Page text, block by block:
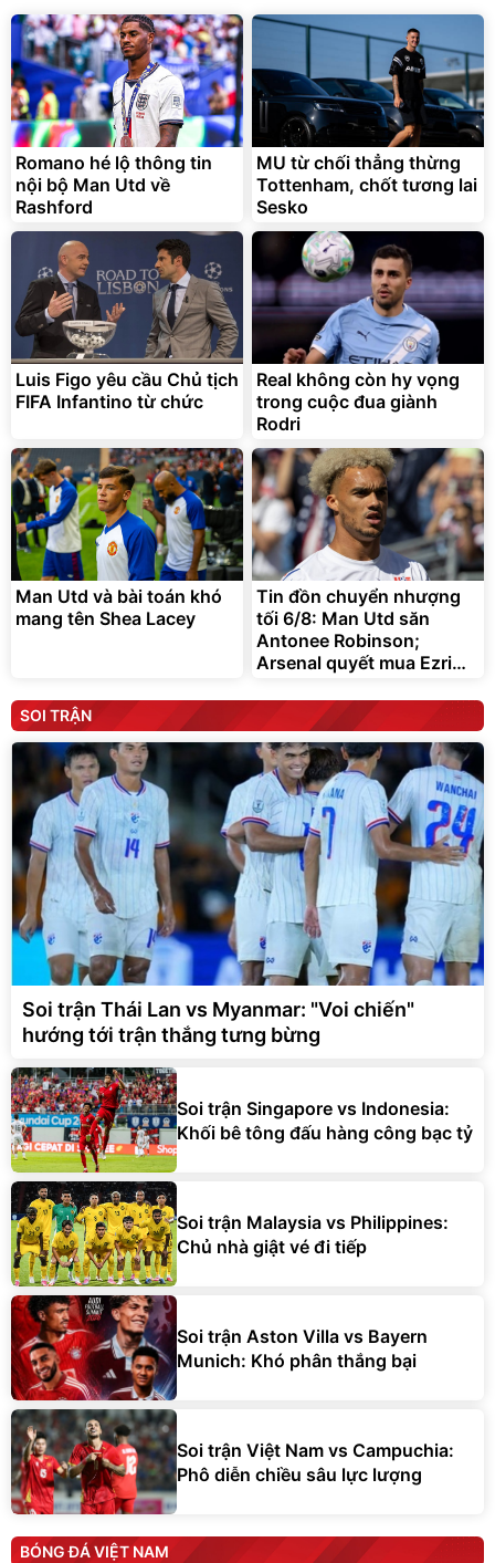
Romano hé lộ thông tin
nội bộ Man Utd về
Rashford
MU từ chối thẳng thừng
Tottenham, chốt tương lai
Sesko
Luis Figo yêu cầu Chủ tịch
FIFA Infantino từ chức
Real không còn hy vọng
trong cuộc đua giành
Rodri
Man Utd và bài toán khó
mang tên Shea Lacey
Tin đồn chuyển nhượng
tối 6/8: Man Utd săn
Antonee Robinson;
Arsenal quyết mua Ezri
SOI TRẬN
Soi trận Thái Lan vs Myanmar: "Voi chiến"
hướng tới trận thắng tưng bừng
Soi trận Singapore vs Indonesia:
Khối bê tông đấu hàng công bạc tỷ
Soi trận Malaysia vs Philippines:
Chủ nhà giật vé đi tiếp
Soi trận Aston Villa vs Bayern
Munich: Khó phân thắng bại
Soi trận Việt Nam vs Campuchia:
Phô diễn chiều sâu lực lượng
BÓNG ĐÁ VIỆT NAM